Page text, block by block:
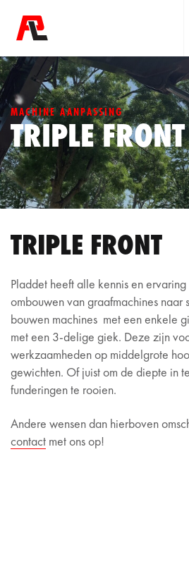
MACHINE AANPASSING
TRIPLE FRONT
TRIPLE FRONT
Pladdet heeft alle kennis en
ombouwen van graafmachines naar
bouwen machines met een enkele
met een 3-delige giek. Deze zijn
werkzaamheden op middelgrote
gewichten. Of juist om de diepte in
funderingen te rooien.
Andere wensen dan hierboven
contact met ons op!